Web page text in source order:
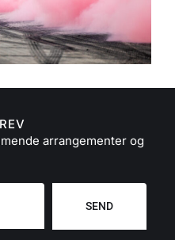
arrangementer og
SEND